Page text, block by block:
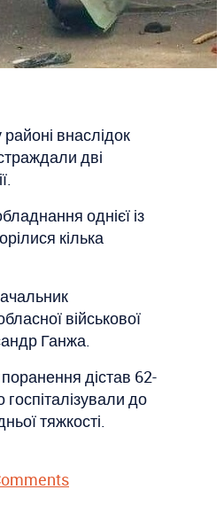
внаслідок
дві
однієї із
кілька
військової
Ганжа.
дістав 62-
госпіталізували до
тяжкості.